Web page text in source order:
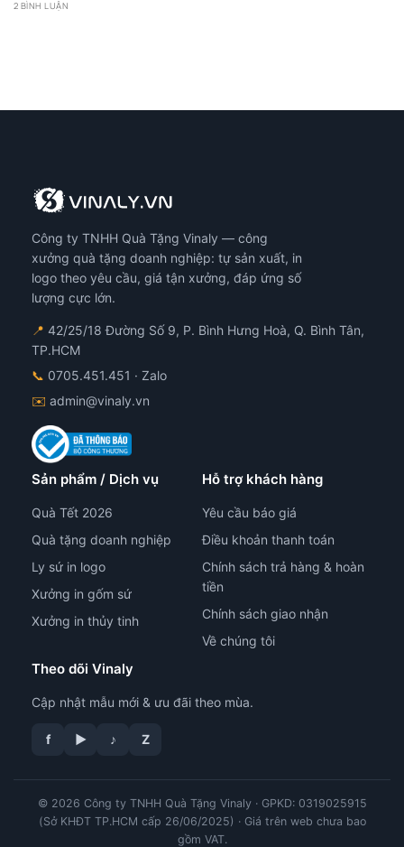
2 BÌNH LUẬN
Công ty TNHH Quà Tặng Vinaly — công
xưởng quà tặng doanh nghiệp: tự sản xuất, in
logo theo yêu cầu, giá tận xưởng, đáp ứng số
lượng cực lớn.
📍 42/25/18 Đường Số 9, P. Bình Hưng Hoà, Q. Bình Tân,
TP.HCM
📞 0705.451.451 · Zalo
✉️ admin@vinaly.vn
Sản phẩm / Dịch vụ
Quà Tết 2026
Quà tặng doanh nghiệp
Ly sứ in logo
Xưởng in gốm sứ
Xưởng in thủy tinh
Hỗ trợ khách hàng
Yêu cầu báo giá
Điều khoản thanh toán
Chính sách trả hàng & hoàn
tiền
Chính sách giao nhận
Về chúng tôi
Theo dõi Vinaly
Cập nhật mẫu mới & ưu đãi theo mùa.
f ▶ ♪ Z
© 2026 Công ty TNHH Quà Tặng Vinaly · GPKD: 0319025915
(Sở KHĐT TP.HCM cấp 26/06/2025) · Giá trên web chưa bao
gồm VAT.
tư vấn công nghệ in